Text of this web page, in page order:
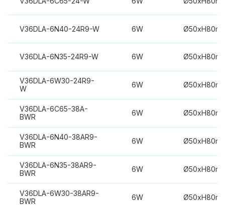
V36DLA-6N40-24R9-W 6W
V36DLA-6N35-24R9-W 6W
V36DLA-6W30-24R9-
W
6W
V36DLA-6C65-38A-
BWR
6W
V36DLA-6N40-38AR9-
BWR
6W
V36DLA-6N35-38AR9-
BWR
6W
V36DLA-6W30-38AR9-
BWR
6W